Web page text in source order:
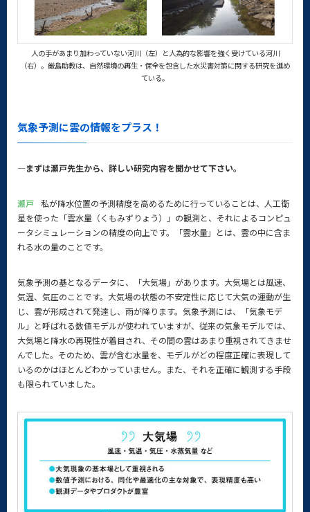
人の手があまり加わっていない河川（左）と人為的な影響を強く受けている河川
（右）。 厳島助教は、自然環境の再生・保全を包含した水災害対策に関する研究を進め
ている。
気象予測に雲の情報をプラス！
—まずは瀬戸先生から、詳しい研究内容を聞かせて下さい。
瀬戸 私が降水位置の予測精度を高めるために行っていることは、人工衛
星を使った「雲水量（くもみずりょう）」の観測と、それによるコンピュ
ータシミュレーションの精度の向上です。「雲水量」とは、雲の中に含ま
れる水の量のことです。
気象予測の基となるデータに、「大気場」があります。大気場とは風速、
気温、気圧のことです。大気場の状態の不安定性に応じて大気の運動が生
じ、雲が形成されて発達し、雨が降ります。気象予測には、「気象モデ
ル」と呼ばれる数値モデルが使われていますが、従来の気象モデルでは、
大気場と降水の再現性が着目され、その間の雲はあまり重視されてきませ
んでした。そのため、雲が含む水量を、モデルがどの程度正確に表現して
いるのかはほとんどわかっていません。また、それを正確に観測する手段
も限られていました。